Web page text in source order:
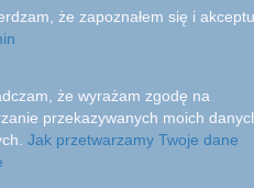
że zapoznałem się i
że wyrażam zgodę na
przekazywanych moich
Jak przetwarzamy Twoje dane